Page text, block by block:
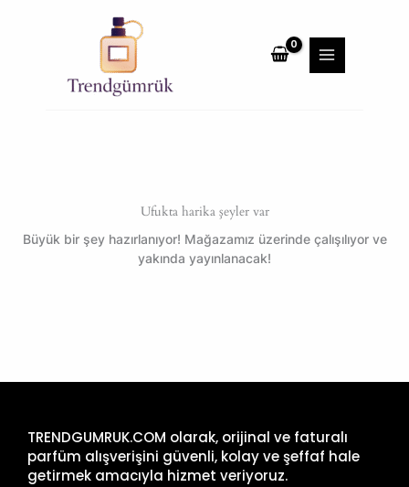
MENU
Ufukta harika şeyler var
Büyük bir şey hazırlanıyor! Mağazamız üzerinde çalışılıyor ve
yakında yayınlanacak!
TRENDGUMRUK.COM olarak, orijinal ve faturalı
parfüm alışverişini güvenli, kolay ve şeffaf hale
getirmek amacıyla hizmet veriyoruz.